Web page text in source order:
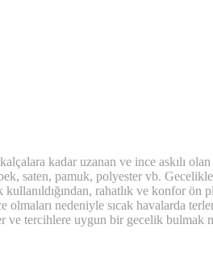
kadar uzanan ve ince askılı
saten, pamuk, polyester vb.
rahatlık ve konfor
nedeniyle sıcak havalarda
ve tercihlere uygun bir gecelik bulmak